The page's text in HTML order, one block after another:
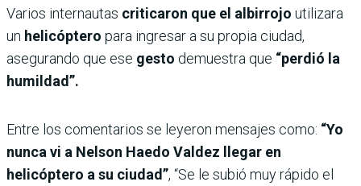
Varios internautas criticaron que el albirrojo utilizara
un helicóptero para ingresar a su propia ciudad,
asegurando que ese gesto demuestra que “perdió la
humildad”.
Entre los comentarios se leyeron mensajes como: “Yo
nunca vi a Nelson Haedo Valdez llegar en
helicóptero a su ciudad”, “Se le subió muy rápido el